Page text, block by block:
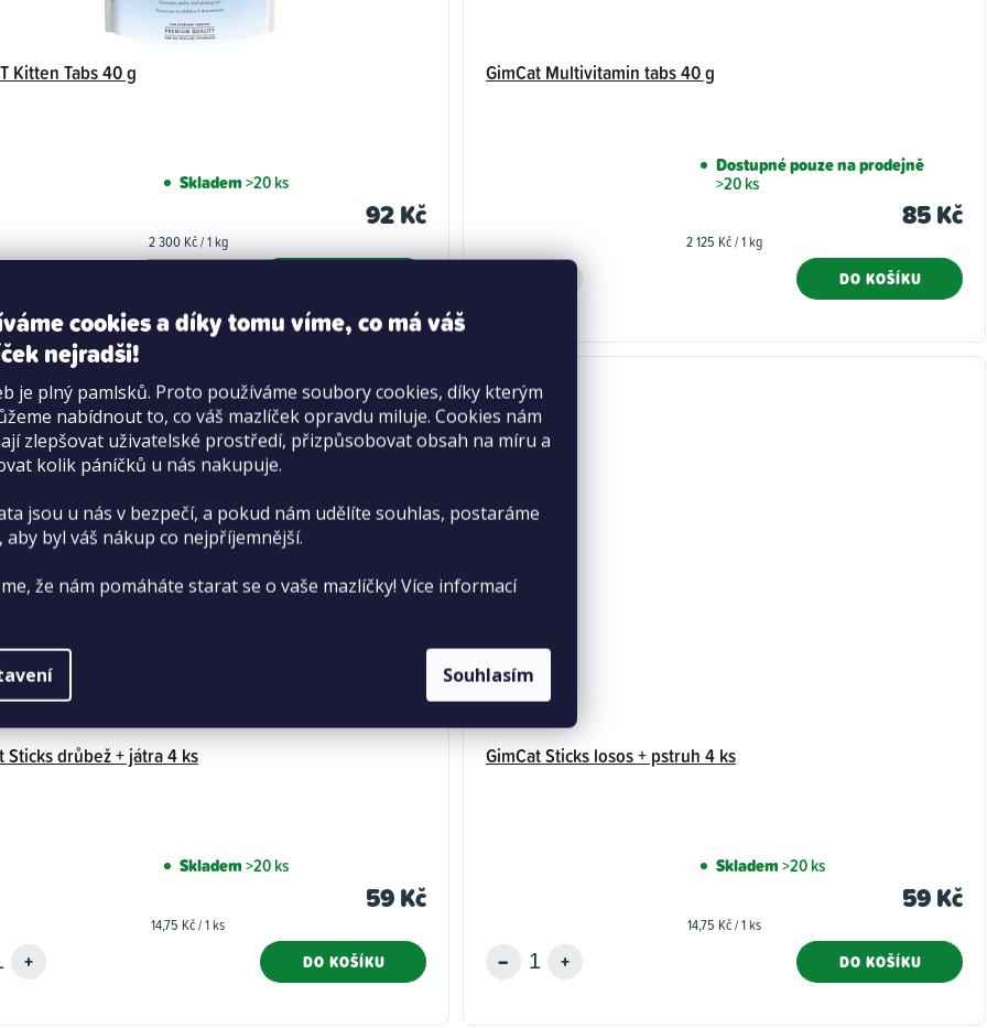
cookies a díky tomu víme, co má váš
nejradši!
je plný pamlsků. Proto používáme soubory cookies, díky kterým
nabídnout to, co váš mazlíček opravdu miluje. Cookies nám
zlepšovat uživatelské prostředí, přizpůsobovat obsah na míru a
kolik páníčků u nás nakupuje.
jsou u nás v bezpečí, a pokud nám udělíte souhlas, postaráme
aby byl váš nákup co nejpříjemnější.
že nám pomáháte starat se o vaše mazlíčky! Více informací
Souhlasím
Kitten Tabs 40 g
Skladem>20 ks
92 Kč
Měrná
cena:
2 300 Kč / 1 kg
GimCat Multivitamin tabs 40 g
Dostupné pouze na prodejně
>20 ks
85 Kč
Měrná
2 125 Kč / 1 kg
DO KOŠÍKU
Sticks drůbež + játra 4 ks
Skladem>20 ks
59 Kč
Měrná
14,75 Kč / 1 ks
DO KOŠÍKU
GimCat Sticks losos + pstruh 4 ks
Skladem>20 ks
59 Kč
Měrná
14,75 Kč / 1 ks
DO KOŠÍKU